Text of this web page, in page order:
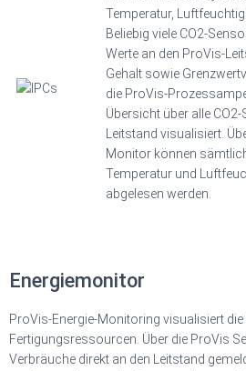
Temperatur,
Beliebig viele CO2-
Werte an den ProVis-
Gehalt sowie
die ProVis-
Übersicht über alle
Leitstand visualisiert.
Monitor können
Temperatur und
abgelesen werden.
Energiemonitor
ProVis-Energie-Monitoring visualisiert
Fertigungsressourcen. Über die ProVis
Verbräuche direkt an den Leitstand